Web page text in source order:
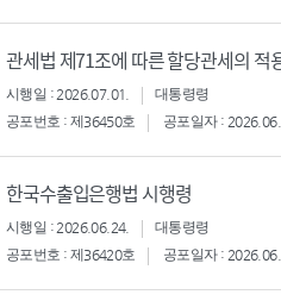
관세법 제71조에 따른 할당관세의 적
시행일 : 2026.07.01.
대통령령
공포번호 : 제36450호
공포일자 :
한국수출입은행법 시행령
시행일 : 2026.06.24.
대통령령
공포번호 : 제36420호
공포일자 :